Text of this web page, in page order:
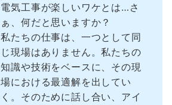
電気工事が楽しいワケとは…さ
ぁ、何だと思いますか？
私たちの仕事は、一つとして同
じ現場はありません。私たちの
知識や技術をベースに、その現
場における最適解を出してい
く。そのために話し合い、アイ